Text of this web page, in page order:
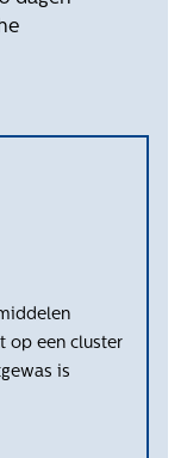
op een cluster
is